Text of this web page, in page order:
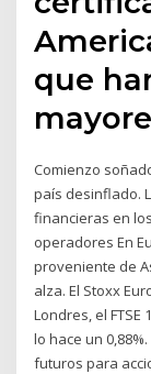
que
Comienzo
país desinflado.
financieras en
operadores En
proveniente de
alza. El Stoxx
Londres, el FTSE
lo hace un
futuros para